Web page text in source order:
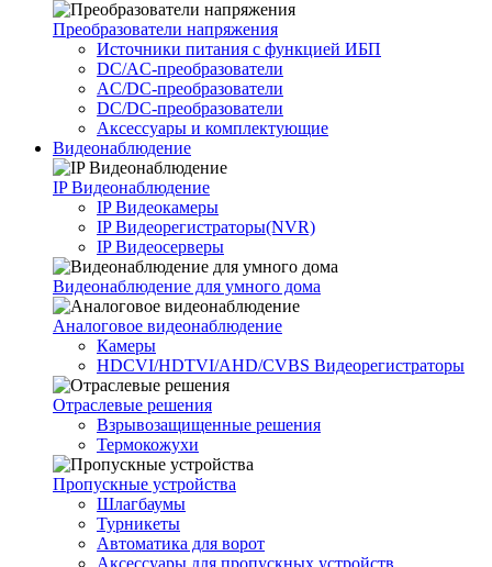
Преобразователи напряжения
Источники питания c функцией ИБП
DC/AC-преобразователи
AC/DC-преобразователи
DC/DC-преобразователи
Аксессуары и комплектующие
Видеонаблюдение
IP Видеонаблюдение
IP Видеокамеры
IP Видеорегистраторы(NVR)
IP Видеосерверы
Видеонаблюдение для умного дома
Аналоговое видеонаблюдение
Камеры
HDCVI/HDTVI/AHD/CVBS Видеорегистраторы
Отраслевые решения
Взрывозащищенные решения
Термокожухи
Пропускные устройства
Шлагбаумы
Турникеты
Автоматика для ворот
Аксессуары для пропускных устройств